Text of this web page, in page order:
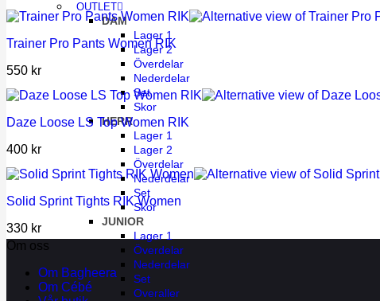
OUTLET
DAM
Lager 1
Lager 2
Överdelar
Nederdelar
Set
Skor
HERR
Lager 1
Lager 2
Överdelar
Nederdelar
Set
Skor
JUNIOR
Lager 1
Överdelar
Nederdelar
Set
Overaller
Trainer Pro Pants Women RIK
550 kr
Daze Loose LS Top Women RIK
400 kr
Solid Sprint Tights RIK Women
330 kr
Om oss
Om Bagheera
Om Cébé